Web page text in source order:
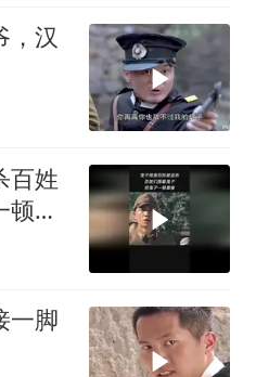
，汉
百姓
暴
一脚